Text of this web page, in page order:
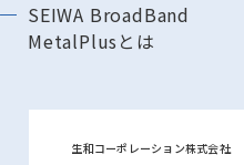
SEIWA BroadBand
MetalPlusとは
生和コーポレーション株式会社